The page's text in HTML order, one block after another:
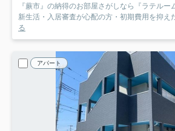
『蕨市』の納得のお部屋さがしなら『ラテル
新生活・入居審査が心配の方・初期費用を抑え
る
アパート